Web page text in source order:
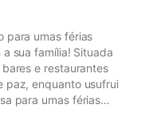
para umas férias
sua família! Situada
e restaurantes
paz, enquanto usufrui
para umas férias